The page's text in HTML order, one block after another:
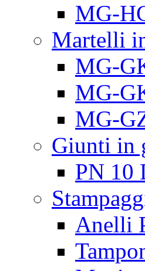
MG-
Martelli
MG-
MG-
MG-
Giunti in
PN 10
Anelli